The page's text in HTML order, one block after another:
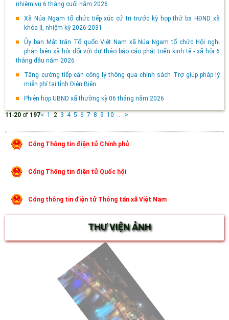
nhiệm vụ 6 tháng cuối năm 2026
Xã Núa Ngam tổ chức tiếp xúc cử tri trước kỳ họp thứ ba HĐND xã
khóa II, nhiệm kỳ 2026-2031
Ủy ban Mặt trận Tổ quốc Việt Nam xã Núa Ngam tổ chức Hội nghị
phản biện xã hội đối với dự thảo báo cáo phát triển kinh tế - xã hội 6
tháng đầu năm 2026
Tăng cường tiếp cận công lý thông qua chính sách Trợ giúp pháp lý
miễn phí tại tỉnh Điện Biên
Phiên họp UBND xã thường kỳ 06 tháng năm 2026
11 -20 of 197< 1 2 3 4 5 6 7 8 9 10 ... >
Cổng Thông tin điện tử Chính phủ
Cổng Thông tin điện tử Quốc hội
Cổng thông tin điện tử Thông tấn xã Việt Nam
THƯ VIỆN ẢNH